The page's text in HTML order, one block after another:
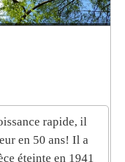
rapide, il
en 50 ans! Il a
éteinte en 1941